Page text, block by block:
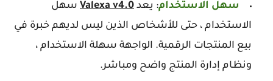
سهل الاستخدام: يعد Valexa v4.0 سهل
الاستخدام ، حتى للأشخاص الذين ليس لديهم خبرة في
بيع المنتجات الرقمية. الواجهة سهلة الاستخدام ،
ونظام إدارة المنتج واضح ومباشر.